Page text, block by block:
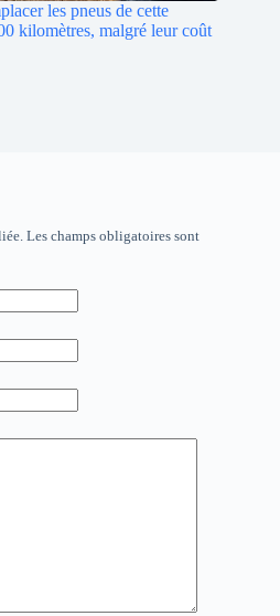
les pneus de cette
kilomètres, malgré leur coût
Les champs obligatoires sont